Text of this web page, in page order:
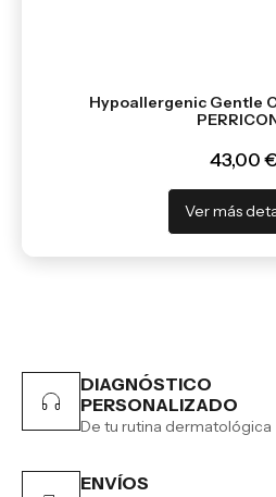
Hypoallergenic Gentle
43,00
Ver más
DIAGNÓSTICO
PERSONALIZADO
De tu rutina dermatológica
ENVÍOS